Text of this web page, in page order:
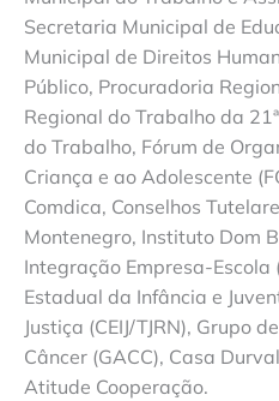
Secretaria Municipal de
Municipal de Direitos
Público, Procuradoria
Regional do Trabalho da
do Trabalho, Fórum de
Criança e ao Adolescente
Comdica, Conselhos
Montenegro, Instituto Dom
Integração Empresa-Escola
Estadual da Infância e
Justiça (CEIJ/TJRN), Grupo
Câncer (GACC), Casa
Atitude Cooperação.